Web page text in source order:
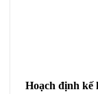
Hoạch định kế